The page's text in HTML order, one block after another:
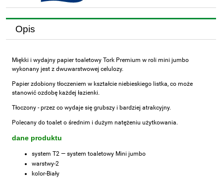
Opis
Miękki i wydajny papier toaletowy Tork Premium w roli mini jumbo
wykonany jest z dwuwarstwowej celulozy.
Papier zdobiony tłoczeniem w kształcie niebieskiego listka, co może
stanowić ozdobę każdej łazienki.
Tłoczony - przez co wydaje się grubszy i bardziej atrakcyjny.
Polecany do toalet o średnim i dużym natężeniu użytkowania.
dane produktu
system T2 — system toaletowy Mini jumbo
warstwy-2
kolor-Biały